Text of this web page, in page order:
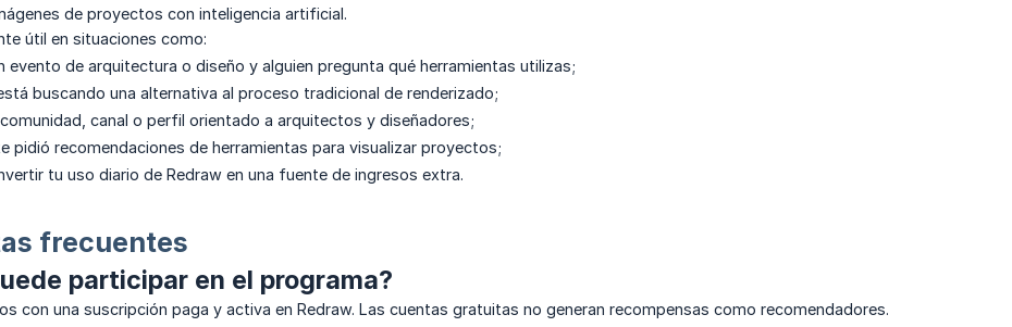
de proyectos con inteligencia artificial.
útil en situaciones como:
evento de arquitectura o diseño y alguien pregunta qué herramientas utilizas;
buscando una alternativa al proceso tradicional de renderizado;
canal o perfil orientado a arquitectos y diseñadores;
pidió recomendaciones de herramientas para visualizar proyectos;
tu uso diario de Redraw en una fuente de ingresos extra.
frecuentes
participar en el programa?
con una suscripción paga y activa en Redraw. Las cuentas gratuitas no generan recompensas como recomendadores.